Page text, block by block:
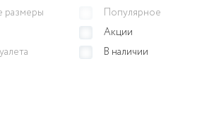
размеры
Популярное
Акции
В наличии